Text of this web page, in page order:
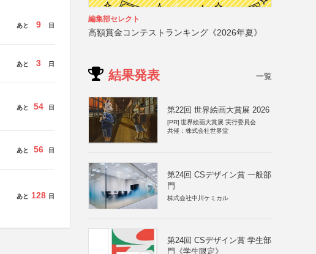
あと 9 日
あと 3 日
あと 54 日
あと 56 日
あと 128 日
編集部セレクト
高額賞金コンテストランキング《2026年夏》
結果発表 一覧
第22回 世界絵画大賞展 2026
[PR] 世界絵画大賞展 実行委員会
共催：株式会社世界堂
第24回 CSデザイン賞 一般部
門
株式会社中川ケミカル
第24回 CSデザイン賞 学生部
門《学生限定》